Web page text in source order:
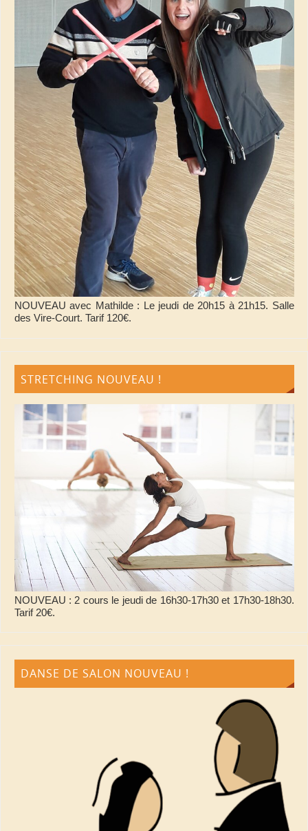
NOUVEAU avec Mathilde : Le jeudi de 20h15 à 21h15. Salle
des Vire-Court. Tarif 120€.
STRETCHING NOUVEAU !
NOUVEAU : 2 cours le jeudi de 16h30-17h30 et 17h30-18h30.
Tarif 20€.
DANSE DE SALON NOUVEAU !